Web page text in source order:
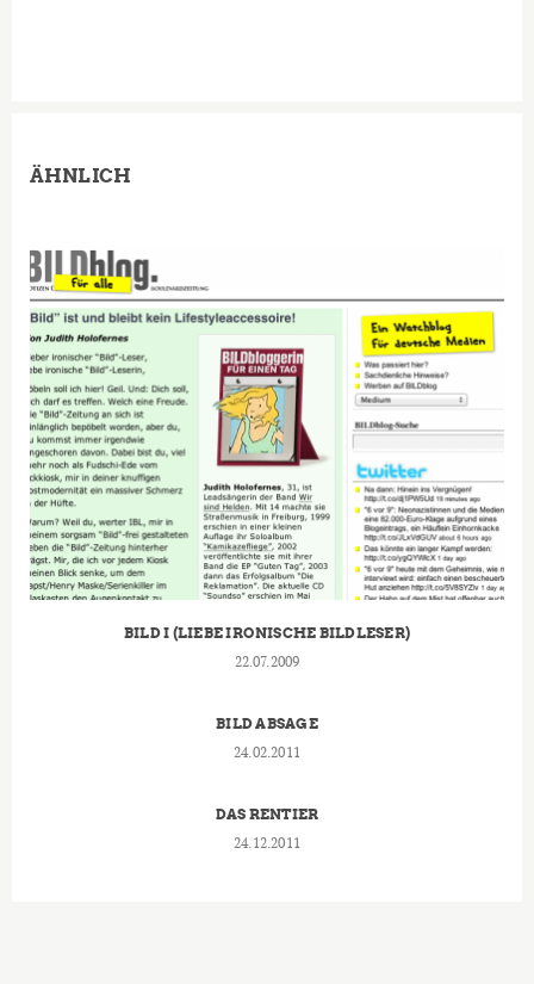
ÄHNLICH
BILD I (LIEBE IRONISCHE BILDLESER)
22.07.2009
BILD ABSAGE
24.02.2011
DAS RENTIER
24.12.2011